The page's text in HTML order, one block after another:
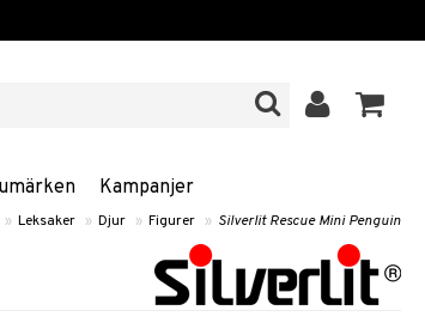
Kampanjer
» Leksaker » Djur » Figurer » Silverlit Rescue Mini Penguin